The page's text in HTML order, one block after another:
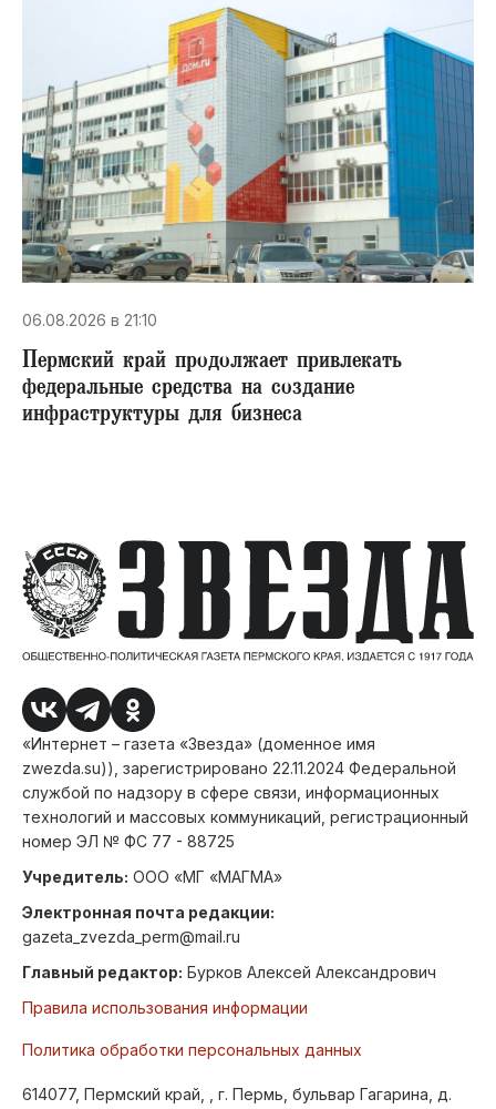
06.08.2026 в 21:10
Пермский край продолжает привлекать
федеральные средства на создание
инфраструктуры для бизнеса
«Интернет – газета «Звезда» (доменное имя
zwezda.su)), зарегистрировано 22.11.2024 Федеральной
службой по надзору в сфере связи, информационных
технологий и массовых коммуникаций, регистрационный
номер ЭЛ № ФС 77 - 88725
Учредитель: ООО «МГ «МАГМА»
Электронная почта редакции:
gazeta_zvezda_perm@mail.ru
Главный редактор: Бурков Алексей Александрович
Правила использования информации
Политика обработки персональных данных
614077, Пермский край, , г. Пермь, бульвар Гагарина, д.